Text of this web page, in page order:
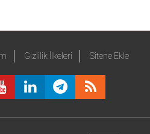
Gizlilik İlkeleri Sitene Ekle